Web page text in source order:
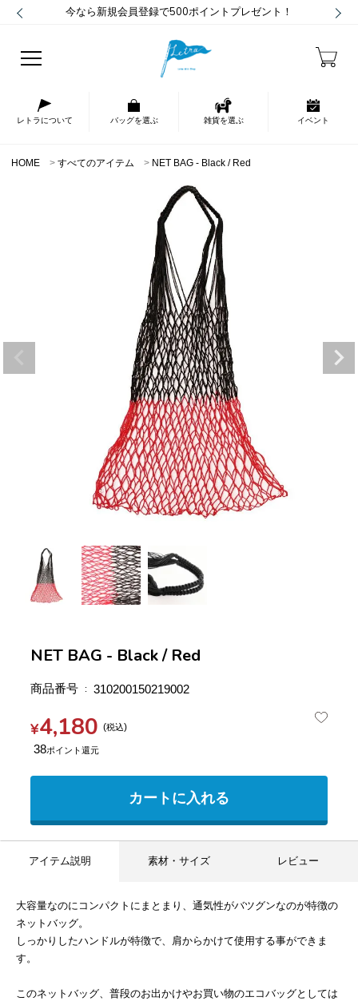
今なら新規会員登録で500ポイントプレゼント！
レトラについて バッグを選ぶ 雑貨を選ぶ イベント
HOME すべてのアイテム NET BAG - Black / Red
NET BAG - Black / Red
商品番号 310200150219002
¥4,180 税込
38
カートに入れる
アイテム説明 素材・サイズ レビュー
大容量なのにコンパクトにまとまり、通気性がバツグンなのが特徴の
ネットバッグ。
しっかりしたハンドルが特徴で、肩からかけて使用する事ができま
す。
このネットバッグ、普段のお出かけやお買い物のエコバッグとしては